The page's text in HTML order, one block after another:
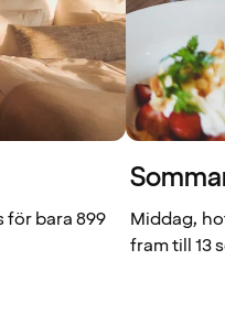
för bara 899
Middag,
fram till 13